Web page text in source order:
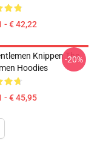
- € 42,22
Knippen The
Hoodies
- € 45,95
-20%